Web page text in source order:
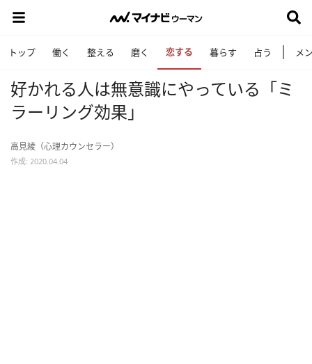
トップ 働く 整える 磨く 恋する 暮らす 占う メ
好かれる人は無意識にやっている「ミ
ラーリング効果」
高見綾（心理カウンセラー）
作成: 2020.04.04